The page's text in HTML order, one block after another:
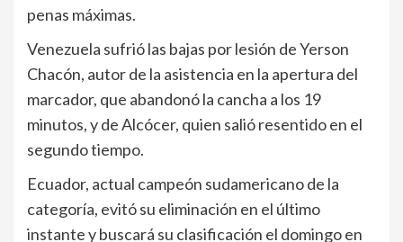
penas máximas.
Venezuela sufrió las bajas por lesión de Yerson
Chacón, autor de la asistencia en la apertura del
marcador, que abandonó la cancha a los 19
minutos, y de Alcócer, quien salió resentido en el
segundo tiempo.
Ecuador, actual campeón sudamericano de la
categoría, evitó su eliminación en el último
instante y buscará su clasificación el domingo en